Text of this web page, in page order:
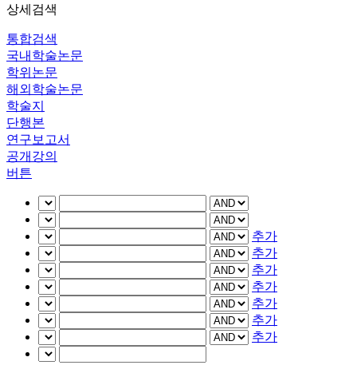
상세검색
통합검색
국내학술논문
학위논문
해외학술논문
학술지
단행본
연구보고서
공개강의
버튼
추가
추가
추가
추가
추가
추가
추가